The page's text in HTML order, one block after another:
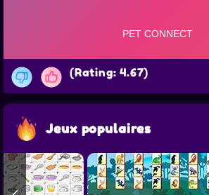
(Rating: 4.67)
Jeux populaires